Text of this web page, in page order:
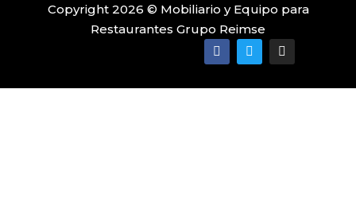
Copyright 2026 © Mobiliario y Equipo para
Restaurantes Grupo Reimse